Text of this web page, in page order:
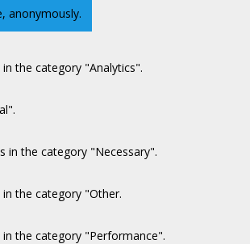
anonymously.
the category "Analytics".
in the category "Necessary".
the category "Other.
the category "Performance".